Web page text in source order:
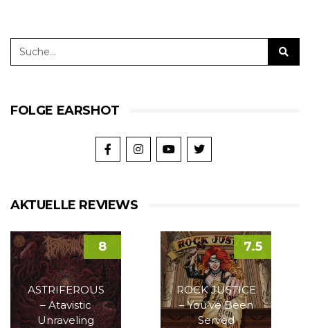
FOLGE EARSHOT
AKTUELLE REVIEWS
ASTRIFEROUS
– Atavistic
Unraveling
8
ROCK JUSTICE
– You’ve Been
Served
7.5